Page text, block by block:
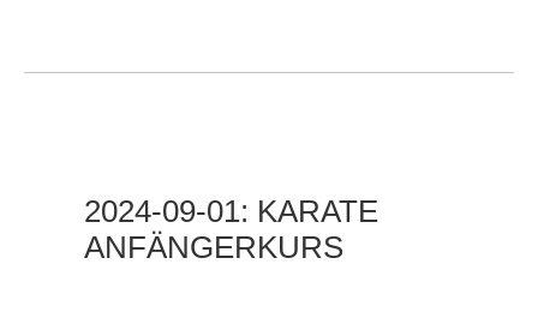
2024-09-01: KARATE
ANFÄNGERKURS